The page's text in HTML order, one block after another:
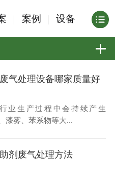
案例 设备
气处理设备哪家质量好
业生产过程中会持续产生
漆雾、苯系物等大...
剂废气处理方法